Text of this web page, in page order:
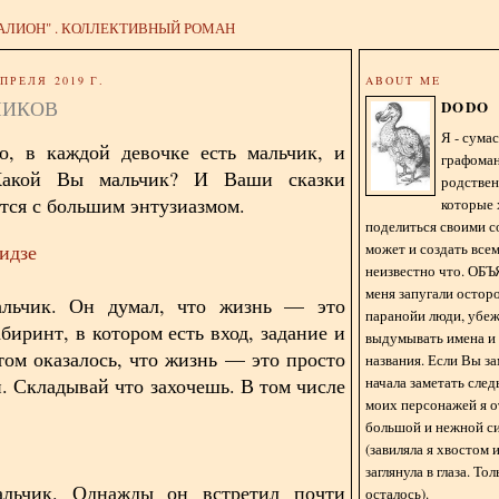
. КОЛЛЕКТИВНЫЙ РОМАН
2019 Г.
в каждой девочке есть мальчик, и
Вы мальчик? И Ваши сказки
с большим энтузиазмом.
Он думал, что жизнь — это
в котором есть вход, задание и
оказалось, что жизнь — это просто
Складывай что захочешь. В том числе
Однажды он встретил почти
ABOUT ME
DODO
Я -
которые
поделиться своими
может и создать
неизвестно что.
меня запугали
паранойи люди,
выдумывать имена и
названия. Если Вы
начала заметать
моих персонажей я
большой и нежной
(завиляла я хвостом
заглянула в глаза.
осталось).